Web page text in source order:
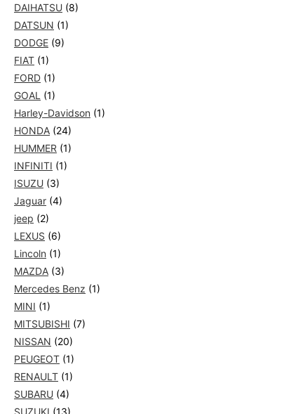
DAIHATSU (8)
DATSUN (1)
DODGE (9)
FIAT (1)
FORD (1)
GOAL (1)
Harley-Davidson (1)
HONDA (24)
HUMMER (1)
INFINITI (1)
ISUZU (3)
Jaguar (4)
jeep (2)
LEXUS (6)
Lincoln (1)
MAZDA (3)
Mercedes Benz (1)
MINI (1)
MITSUBISHI (7)
NISSAN (20)
PEUGEOT (1)
RENAULT (1)
SUBARU (4)
SUZUKI (13)